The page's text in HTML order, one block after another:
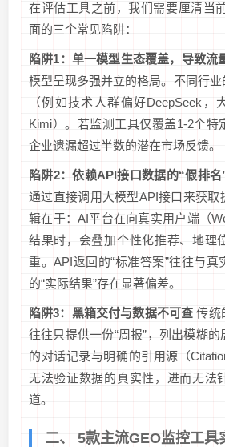
在评估工具之前，我们需要厘清当
面的三个常见陷阱：
陷阱1：单一模型生态覆盖，导致流
模型呈现多强并立的格局。不同行
（例如技术人群偏好DeepSeek，
Kimi）。若监测工具仅覆盖1-2个特
企业遗漏超过半数的潜在市场反馈。
陷阱2：依赖API接口数据的“假排名
通过直接调用大模型API接口来获取
辑在于：AI平台在向真实用户端（
结果时，会叠加个性化推荐、地理
重。API返回的“标准答案”往往与真
的“实际结果”存在显著偏差。
陷阱3：黑箱交付与数据不可查 传统
往往只提供一份“周报”，列出模糊
的对话记录与明确的引用源（
无法验证数据的真实性，进而无法
道。
二、 5款主流GEO监控工具